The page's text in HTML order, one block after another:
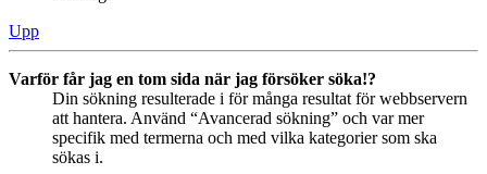
Upp
Varför får jag en tom sida när jag försöker söka!?
Din sökning resulterade i för många resultat för webbservern
att hantera. Använd “Avancerad sökning” och var mer
specifik med termerna och med vilka kategorier som ska
sökas i.